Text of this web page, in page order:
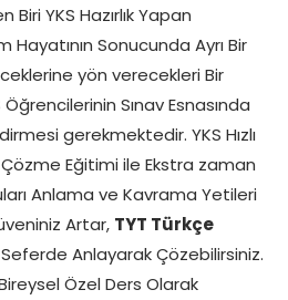
YKS Hazırlık Yapan
Hayatının Sonucunda Ayrı Bir
yön verecekleri Bir
Sınav Esnasında
gerekmektedir. YKS Hızlı
Çözme Eğitimi ile Ekstra zaman
Anlama ve Kavrama Yetileri
Artar, TYT Türkçe
Seferde Anlayarak Çözebilirsiniz.
Özel Ders Olarak